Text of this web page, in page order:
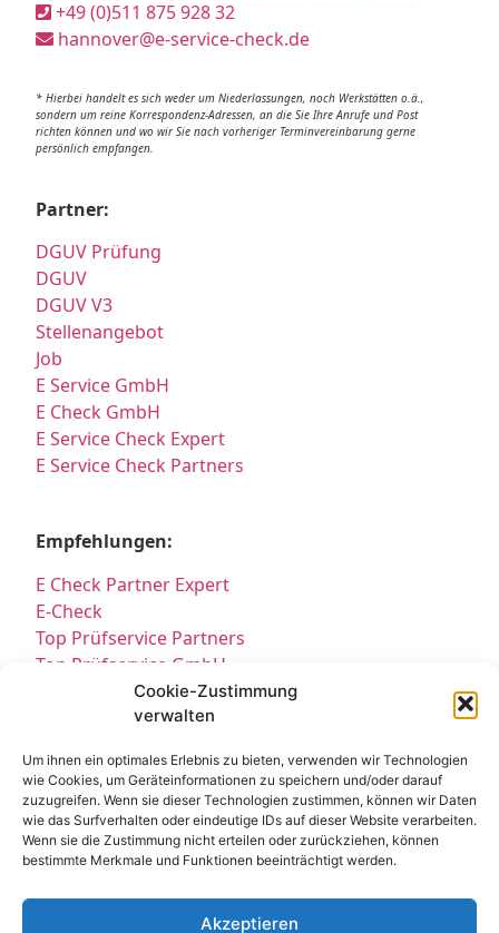
Cookie-Zustimmung
verwalten
Um ihnen ein optimales Erlebnis zu bieten, verwenden wir Technologien
wie Cookies, um Geräteinformationen zu speichern und/oder darauf
zuzugreifen. Wenn sie dieser Technologien zustimmen, können wir Daten
wie das Surfverhalten oder eindeutige IDs auf dieser Website verarbeiten.
Wenn sie die Zustimmung nicht erteilen oder zurückziehen, können
bestimmte Merkmale und Funktionen beeinträchtigt werden.
Akzeptieren
+49 (0)511 875 928 32
hannover@e-service-check.de
* Hierbei handelt es sich weder um Niederlassungen, noch Werkstätten o.ä.,
sondern um reine Korrespondenz-Adressen, an die Sie Ihre Anrufe und Post
richten können und wo wir Sie nach vorheriger Terminvereinbarung gerne
persönlich empfangen.
Partner:
DGUV Prüfung
DGUV
DGUV V3
Stellenangebot
Job
E Service GmbH
E Check GmbH
E Service Check Expert
E Service Check Partners
Empfehlungen:
E Check Partner Expert
E-Check
Top Prüfservice Partners
Top Prüfservice GmbH
Prüfung DGUV3 GmbH
Sicherheitsprüfungen Partners
Prüfung E-Check Expert
Prüfung elektrischer Anlagen